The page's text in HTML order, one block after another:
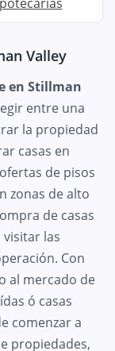
Valley
en Stillman
entre una
la propiedad
casas en
de pisos
zonas de alto
de casas
las
Con
al mercado de
ó casas
comenzar a
propiedades,